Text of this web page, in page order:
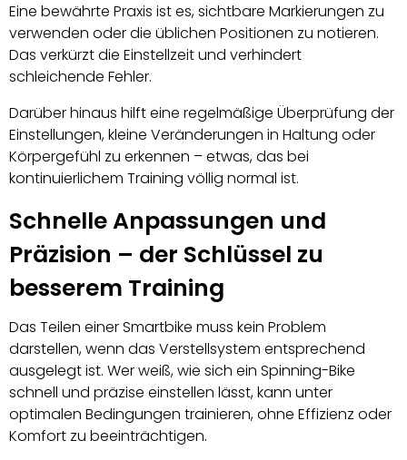
Eine bewährte Praxis ist es, sichtbare Markierungen zu
verwenden oder die üblichen Positionen zu notieren.
Das verkürzt die Einstellzeit und verhindert
schleichende Fehler.
Darüber hinaus hilft eine regelmäßige Überprüfung der
Einstellungen, kleine Veränderungen in Haltung oder
Körpergefühl zu erkennen – etwas, das bei
kontinuierlichem Training völlig normal ist.
Schnelle Anpassungen und
Präzision – der Schlüssel zu
besserem Training
Das Teilen einer Smartbike muss kein Problem
darstellen, wenn das Verstellsystem entsprechend
ausgelegt ist. Wer weiß, wie sich ein Spinning-Bike
schnell und präzise einstellen lässt, kann unter
optimalen Bedingungen trainieren, ohne Effizienz oder
Komfort zu beeinträchtigen.